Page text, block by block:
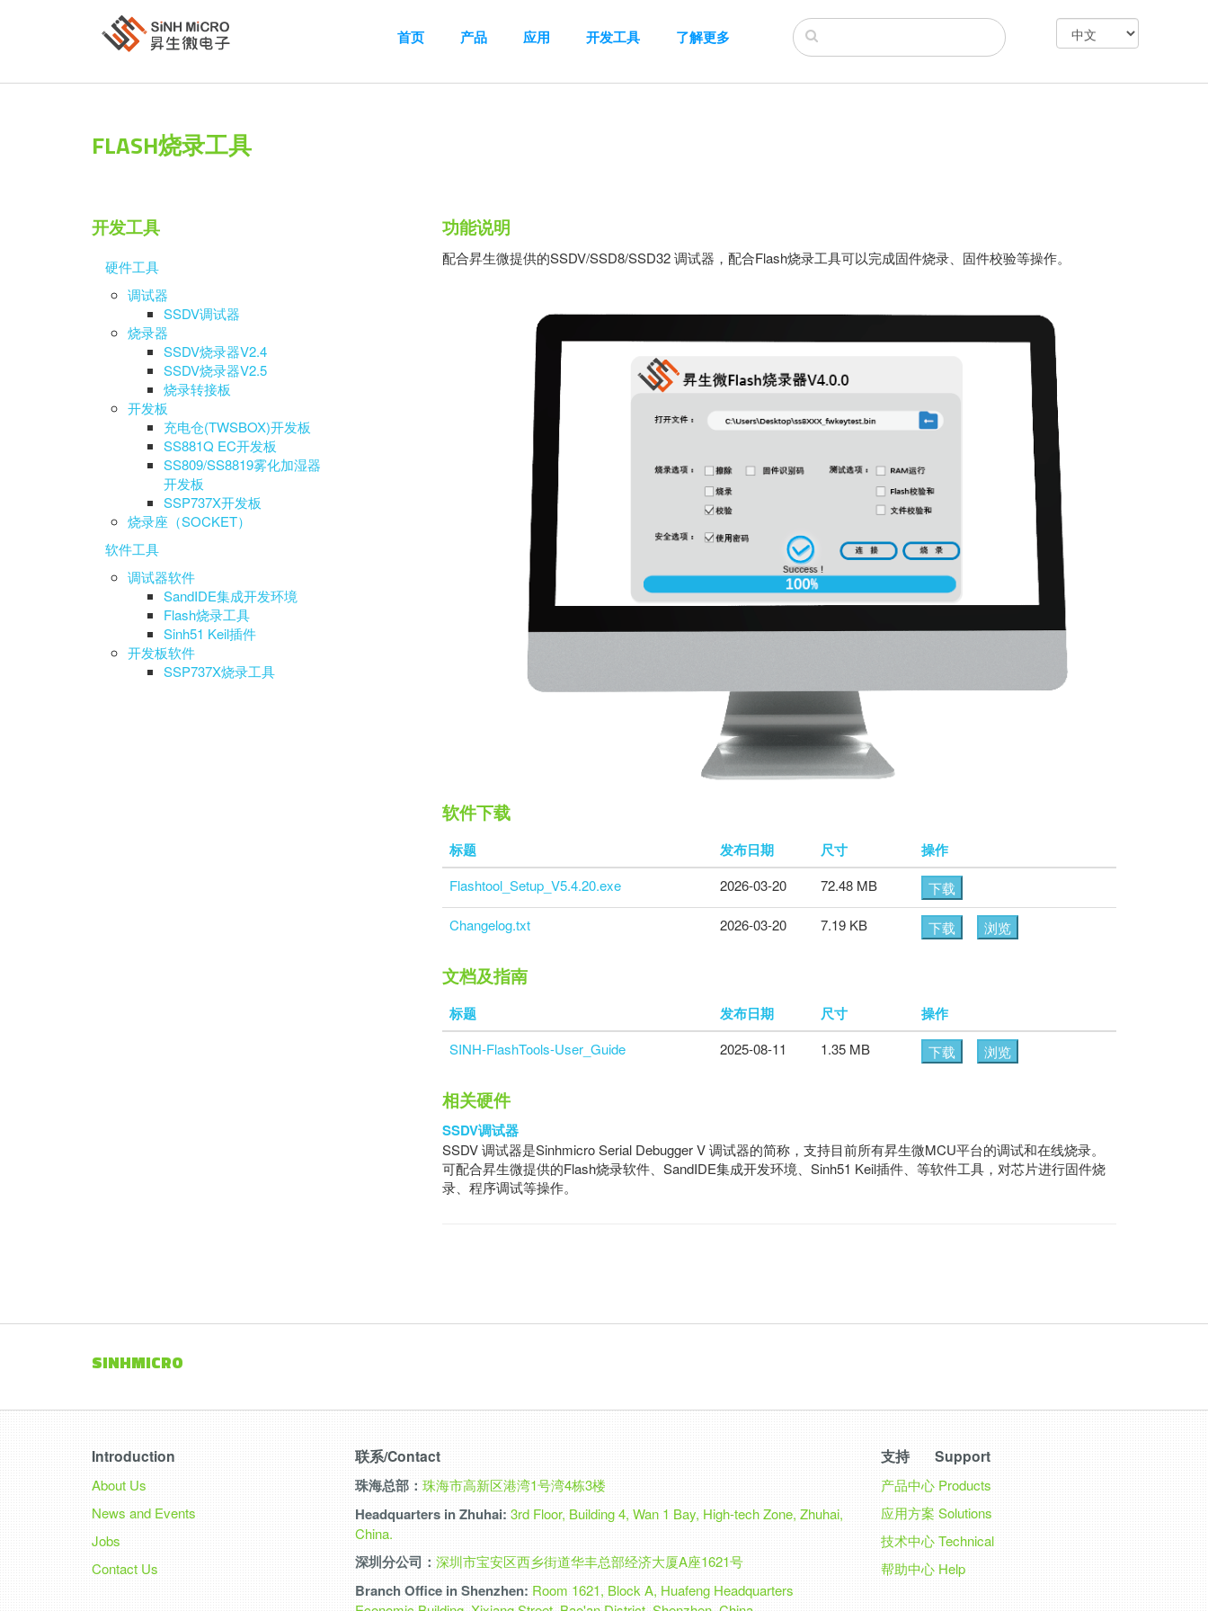
首页 产品 应用 开发工具 了解更多
FLASH烧录工具
开发工具
硬件工具
调试器
SSDV调试器
烧录器
SSDV烧录器V2.4
SSDV烧录器V2.5
烧录转接板
开发板
充电仓(TWSBOX)开发板
SS881Q EC开发板
SS809/SS8819雾化加湿器
开发板
SSP737X开发板
烧录座（SOCKET）
软件工具
调试器软件
SandIDE集成开发环境
Flash烧录工具
Sinh51 Keil插件
开发板软件
SSP737X烧录工具
功能说明
配合昇生微提供的SSDV/SSD8/SSD32 调试器，配合Flash烧录工具可以完成固件烧录、固件校验等操作。
软件下载
标题 发布日期 尺寸 操作
Flashtool_Setup_V5.4.20.exe 2026-03-20 72.48 MB
下载
Changelog.txt
2026-03-20 7.19 KB 下载 浏览
文档及指南
标题 发布日期 尺寸 操作
SINH-FlashTools-User_Guide 2025-08-11 1.35 MB 下载 浏览
相关硬件
SSDV调试器
SSDV 调试器是Sinhmicro Serial Debugger V 调试器的简称，支持目前所有昇生微MCU平台的调试和在线烧录。
可配合昇生微提供的Flash烧录软件、SandIDE集成开发环境、Sinh51 Keil插件、等软件工具，对芯片进行固件烧
录、程序调试等操作。
SINHMICRO
Introduction
About Us
News and Events
Jobs
Contact Us
联系/Contact
珠海总部： 珠海市高新区港湾1号湾4栋3楼
Headquarters in Zhuhai: 3rd Floor, Building 4, Wan 1 Bay, High-tech Zone, Zhuhai,
China.
深圳分公司： 深圳市宝安区西乡街道华丰总部经济大厦A座1621号
Branch Office in Shenzhen: Room 1621, Block A, Huafeng Headquarters
支持 Support
产品中心 Products
应用方案 Solutions
技术中心 Technical
帮助中心 Help